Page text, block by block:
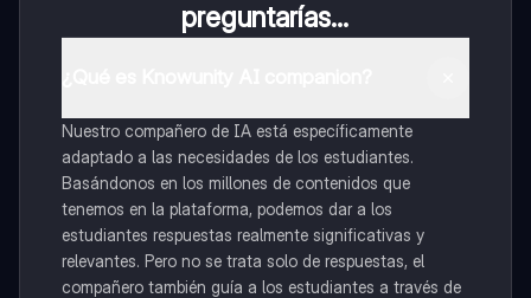
preguntarías...
Nuestro compañero de IA está específicamente
adaptado a las necesidades de los estudiantes.
Basándonos en los millones de contenidos que
tenemos en la plataforma, podemos dar a los
estudiantes respuestas realmente significativas y
relevantes. Pero no se trata solo de respuestas, el
compañero también guía a los estudiantes a través de